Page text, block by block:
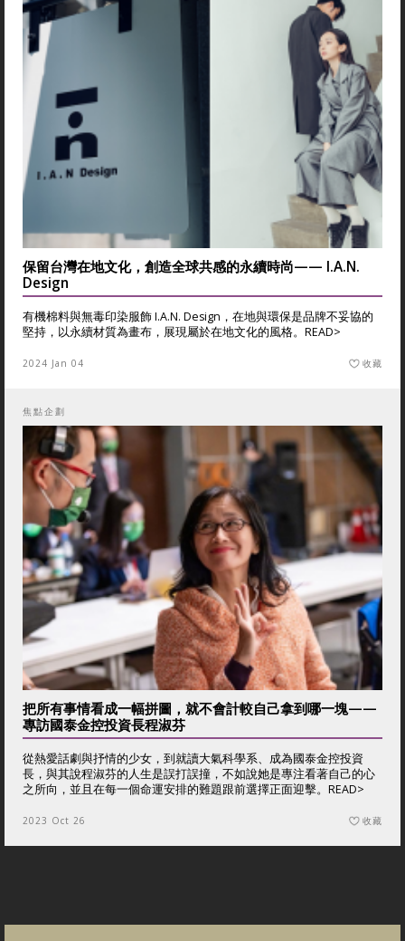
保留台灣在地文化，創造全球共感的永續時尚—— I.A.N.
Design
有機棉料與無毒印染服飾 I.A.N. Design，在地與環保是品牌不妥協的
堅持，以永續材質為畫布，展現屬於在地文化的風格。 READ>
2024 Jan 04 收藏
焦點企劃
把所有事情看成一幅拼圖，就不會計較自己拿到哪一塊——
專訪國泰金控投資長程淑芬
從熱愛話劇與抒情的少女，到就讀大氣科學系、成為國泰金控投資
長，與其說程淑芬的人生是誤打誤撞，不如說她是專注看著自己的心
之所向，並且在每一個命運安排的難題跟前選擇正面迎擊。 READ>
2023 Oct 26 收藏